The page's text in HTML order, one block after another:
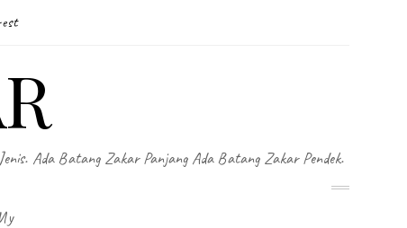
Ada Batang Zakar Panjang Ada Batang Zakar Pendek.